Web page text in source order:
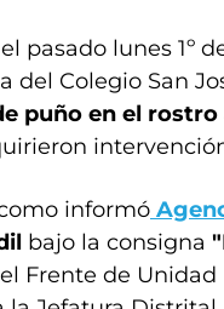
pasado lunes 1º
del Colegio San
puño en el rostro
informó
bajo la consigna
Frente de